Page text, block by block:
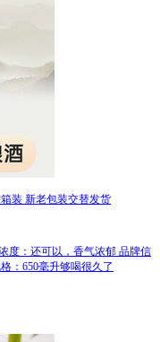
装 新老包装交替发货
度：还可以，香气浓郁 品牌信
：650毫升够喝很久了